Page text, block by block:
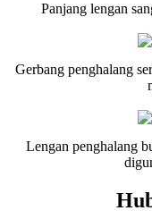
Panjang lengan
Gerbang penghalang
Lengan penghalang